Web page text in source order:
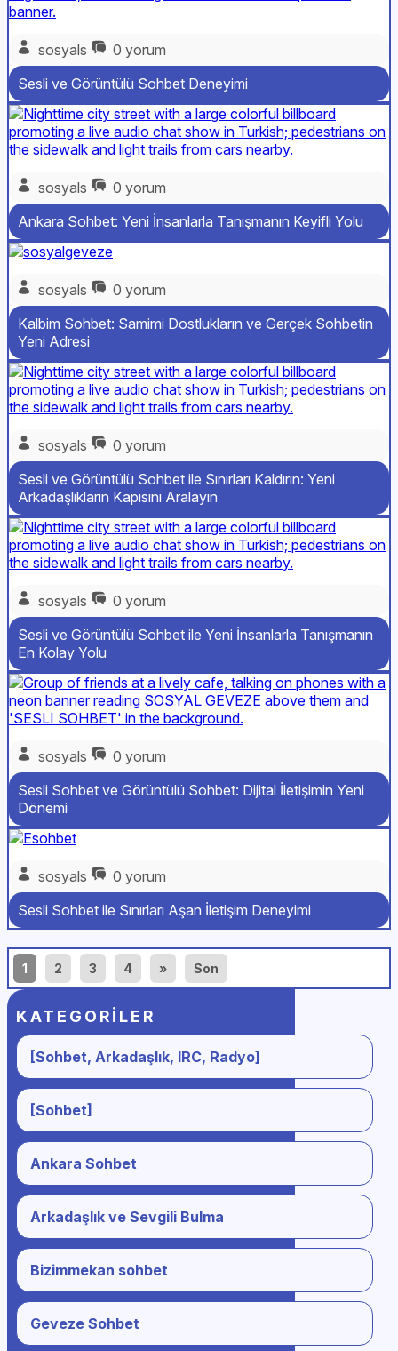
sosyals
0 yorum
Sesli ve Görüntülü Sohbet Deneyimi
sosyals
0 yorum
Ankara Sohbet: Yeni İnsanlarla Tanışmanın Keyifli Yolu
sosyals
0 yorum
Kalbim Sohbet: Samimi Dostlukların ve Gerçek Sohbetin
Yeni Adresi
sosyals
0 yorum
Sesli ve Görüntülü Sohbet ile Sınırları Kaldırın: Yeni
Arkadaşlıkların Kapısını Aralayın
sosyals
0 yorum
Sesli ve Görüntülü Sohbet ile Yeni İnsanlarla Tanışmanın
En Kolay Yolu
sosyals
0 yorum
Sesli Sohbet ve Görüntülü Sohbet: Dijital İletişimin Yeni
Dönemi
sosyals
0 yorum
Sesli Sohbet ile Sınırları Aşan İletişim Deneyimi
1 2 3 4 » Son
KATEGORILER
[Sohbet, Arkadaşlık, IRC, Radyo]
[Sohbet]
Ankara Sohbet
Arkadaşlık ve Sevgili Bulma
Bizimmekan sohbet
Geveze Sohbet